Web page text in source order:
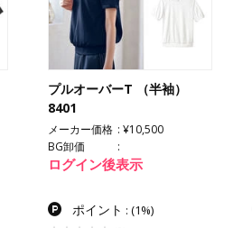
プルオーバーT （半袖）
8401
メーカー価格
¥10,500
BG卸価
ログイン後表示
ポイント : (1%)